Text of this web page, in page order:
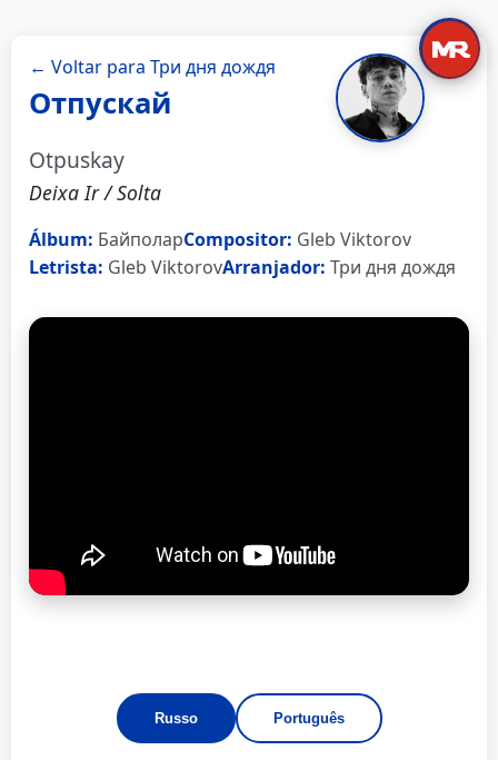
← Voltar para Три дня дождя
Отпускай
Otpuskay
Deixa Ir / Solta
Álbum: БайполарCompositor: Gleb Viktorov
Letrista: Gleb ViktorovArranjador: Три дня дождя
Russo Português